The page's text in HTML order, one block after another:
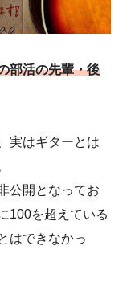
部活の先輩・後
実はギターとは
公開となってお
100を超えている
はできなかっ